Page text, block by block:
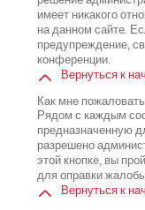
имеет никакого
на данном сайте.
предупреждение,
конференции.
Вернуться к
Как мне
Рядом с каждым
предназначенную
разрешено
этой кнопке, вы
для оправки
Вернуться к